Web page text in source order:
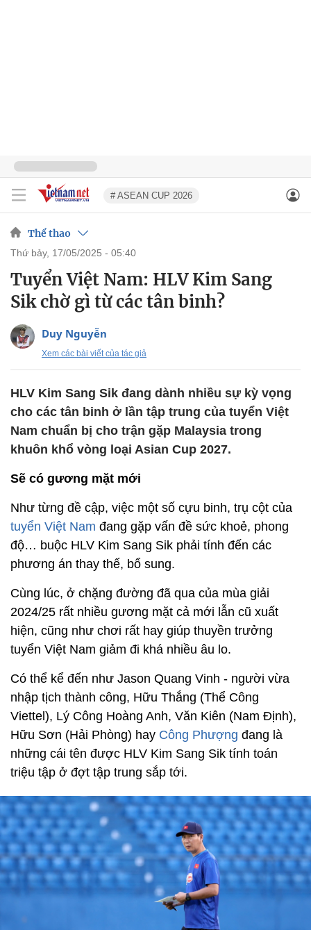
# ASEAN CUP 2026
Thể thao
thứ bảy, 17/05/2025 - 05:40
Tuyển Việt Nam: HLV Kim Sang
Sik chờ gì từ các tân binh?
Duy Nguyễn
Xem các bài viết của tác giả
HLV Kim Sang Sik đang dành nhiều sự kỳ vọng
cho các tân binh ở lần tập trung của tuyển Việt
Nam chuẩn bị cho trận gặp Malaysia trong
khuôn khổ vòng loại Asian Cup 2027.
Sẽ có gương mặt mới
Như từng đề cập, việc một số cựu binh, trụ cột của
tuyển Việt Nam đang gặp vấn đề sức khoẻ, phong
độ… buộc HLV Kim Sang Sik phải tính đến các
phương án thay thế, bổ sung.
Cùng lúc, ở chặng đường đã qua của mùa giải
2024/25 rất nhiều gương mặt cả mới lẫn cũ xuất
hiện, cũng như chơi rất hay giúp thuyền trưởng
tuyển Việt Nam giảm đi khá nhiều âu lo.
Có thể kể đến như Jason Quang Vinh - người vừa
nhập tịch thành công, Hữu Thắng (Thể Công
Viettel), Lý Công Hoàng Anh, Văn Kiên (Nam Định),
Hữu Sơn (Hải Phòng) hay Công Phượng đang là
những cái tên được HLV Kim Sang Sik tính toán
triệu tập ở đợt tập trung sắp tới.